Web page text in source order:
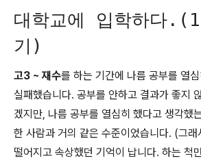
대학교에 입학하다
기)
고3 ~ 재수를 하는 기간에 나름 공부를 열
실패했습니다. 공부를 안하고 결과가 좋지
겠지만, 나름 공부를 열심히 했다고 생각했
한 사람과 거의 같은 수준이었습니다. (그래
떨어지고 속상했던 기억이 납니다. 하는 척